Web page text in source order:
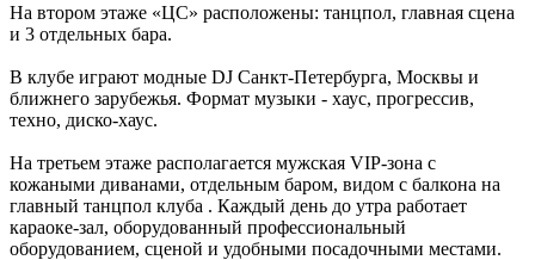
На втором этаже «ЦС» расположены: танцпол, главная сцена
и 3 отдельных бара.
В клубе играют модные DJ Санкт-Петербурга, Москвы и
ближнего зарубежья. Формат музыки - хаус, прогрессив,
техно, диско-хаус.
На третьем этаже располагается мужская VIP-зона с
кожаными диванами, отдельным баром, видом с балкона на
главный танцпол клуба . Каждый день до утра работает
караоке-зал, оборудованный профессиональный
оборудованием, сценой и удобными посадочными местами.